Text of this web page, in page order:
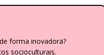
forma inovadora?
socioculturais.